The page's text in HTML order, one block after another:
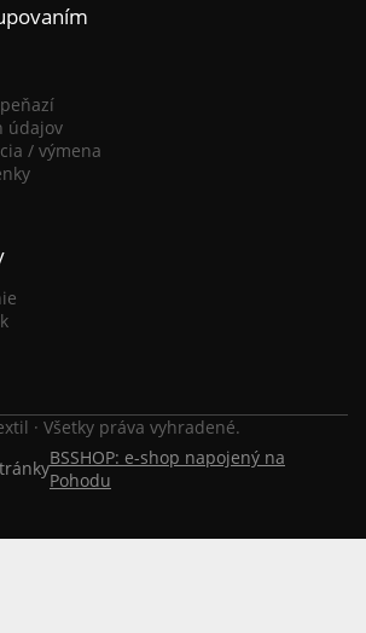
údajov
/ výmena
· Všetky práva vyhradené.
BSSHOP: e-shop napojený na
Pohodu